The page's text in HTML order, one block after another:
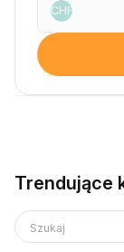
CHF
Trendujące
Szukaj